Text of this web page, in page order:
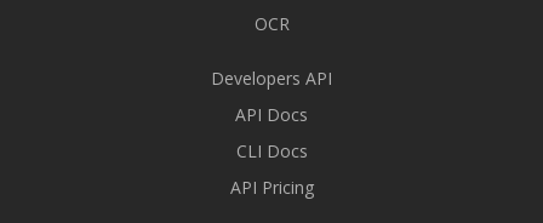
OCR
Developers API
API Docs
CLI Docs
API Pricing